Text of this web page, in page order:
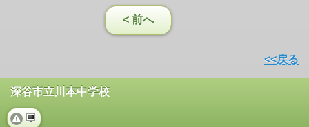
< 前へ
<<戻る
深谷市立川本中学校